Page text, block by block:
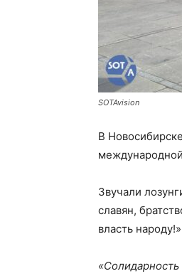
SOTAvision
В
Звучали
славян,
власть